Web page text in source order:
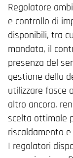
Regolatore
e controllo di
disponibili, tra
mandata, il
presenza del
gestione della
utilizzare fasce
altro ancora,
scelta ottimale
riscaldamento
I regolatori